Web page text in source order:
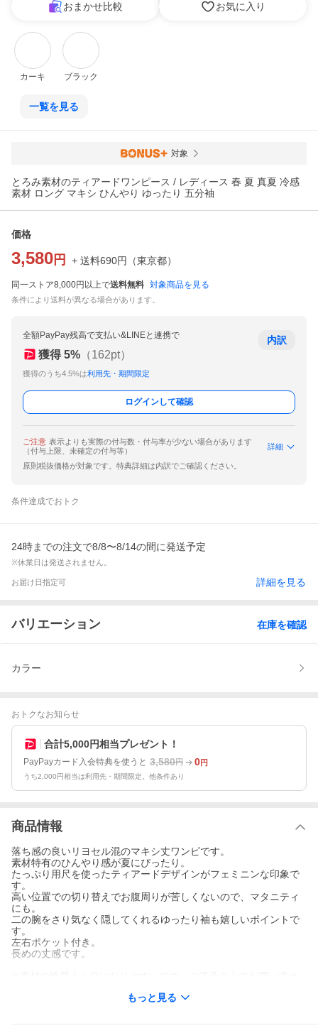
おまかせ比較 お気に入り
カーキ ブラック
一覧を見る
対象
とろみ素材のティアードワンピース / レディース 春 夏 真夏 冷感
素材 ロング マキシ ひんやり ゆったり 五分袖
価格
3,580 円 + 送料690円 （東京都）
同一ストア8,000円以上で送料無料 対象商品を見る
条件により送料が異なる場合があります。
全額PayPay残高で支払い&LINEと連携で
獲得 5% （162pt）
獲得のうち4.5%は利用先・期間限定
内訳
ログインして確認
ご注意 表示よりも実際の付与数・付与率が少ない場合があります
（付与上限、未確定の付与等）
詳細
原則税抜価格が対象です。特典詳細は内訳でご確認ください。
条件達成でおトク
24時までの注文で8/8〜8/14の間に発送予定
※休業日は発送されません。
お届け日指定可 詳細を見る
バリエーション 在庫を確認
カラー
おトクなお知らせ
合計5,000円相当プレゼント！
PayPayカード入会特典を使うと 3,580円 0円
うち2,000円相当は利用先・期間限定。他条件あり
商品情報
落ち感の良いリヨセル混のマキシ丈ワンピです。
素材特有のひんやり感が夏にぴったり。
たっぷり用尺を使ったティアードデザインがフェミニンな印象で
す。
高い位置での切り替えでお腹周りが苦しくないので、マタニティ
にも。
二の腕をさり気なく隠してくれるゆったり袖も嬉しいポイントで
す。
左右ポケット付き。
長めの丈感です。
もっと見る